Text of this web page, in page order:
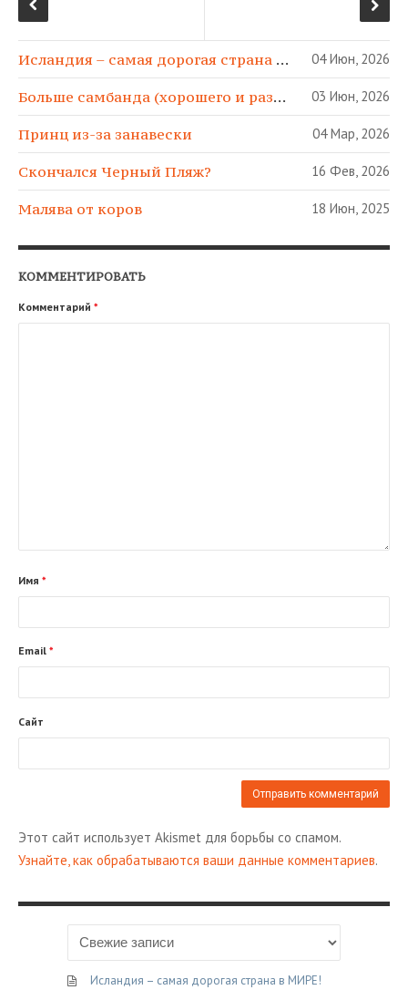
Исландия – самая дорогая страна в МИРЕ! 04 Июн, 2026
Больше самбанда (хорошего и разного)! 03 Июн, 2026
Принц из-за занавески 04 Мар, 2026
Скончался Черный Пляж? 16 Фев, 2026
Малява от коров 18 Июн, 2025
КОММЕНТИРОВАТЬ
Комментарий *
Имя *
Email *
Сайт
Этот сайт использует Akismet для борьбы со спамом.
Узнайте, как обрабатываются ваши данные комментариев.
Исландия – самая дорогая страна в МИРЕ!